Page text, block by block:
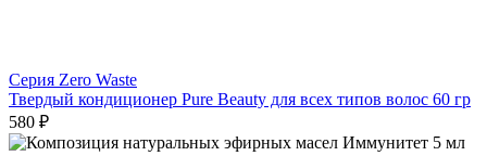
Серия Zero Waste
Твердый кондиционер Pure Beauty для всех типов волос 60 гр
580 ₽